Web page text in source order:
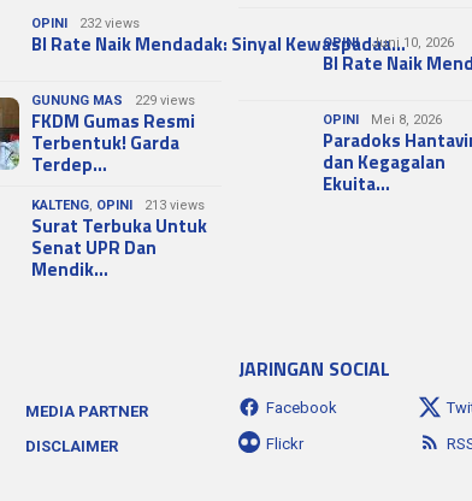
OPINI 232 views
BI Rate Naik Mendadak: Sinyal Kewaspadaa…
GUNUNG MAS 229 views
FKDM Gumas Resmi
Terbentuk! Garda
Terdep…
KALTENG, OPINI 213 views
Surat Terbuka Untuk
Senat UPR Dan
Mendik…
OPINI Juni 10, 2026
BI Rate Naik
OPINI Mei 8, 2026
Paradoks
dan Kegagalan
Ekuita…
MEDIA PARTNER
DISCLAIMER
JARINGAN SOCIAL
Facebook
Flickr